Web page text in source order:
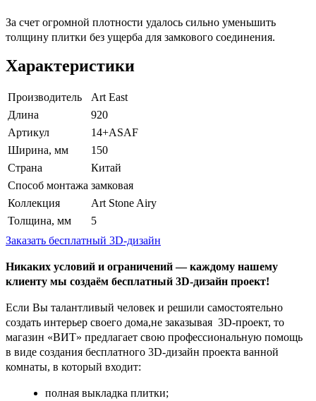
За счет огромной плотности удалось сильно уменьшить
толщину плитки без ущерба для замкового соединения.
Характеристики
Производитель
Art East
Длина
920
Артикул
14+ASAF
Ширина, мм
150
Страна
Китай
Способ монтажа замковая
Коллекция
Art Stone Airy
Толщина, мм
5
Заказать бесплатный 3D-дизайн
Никаких условий и ограничений — каждому нашему
клиенту мы создаём бесплатный 3D-дизайн проект!
Если Вы талантливый человек и решили самостоятельно
создать интерьер своего дома,не заказывая 3D-проект, то
магазин «ВИТ» предлагает свою профессиональную помощь
в виде создания бесплатного 3D-дизайн проекта ванной
комнаты, в который входит:
полная выкладка плитки;